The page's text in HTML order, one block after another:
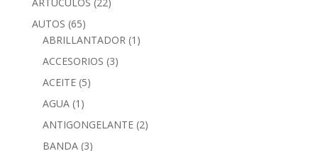
AUTOS (65)
ABRILLANTADOR (1)
ACCESORIOS (3)
ACEITE (5)
AGUA (1)
ANTIGONGELANTE (2)
BANDA (3)